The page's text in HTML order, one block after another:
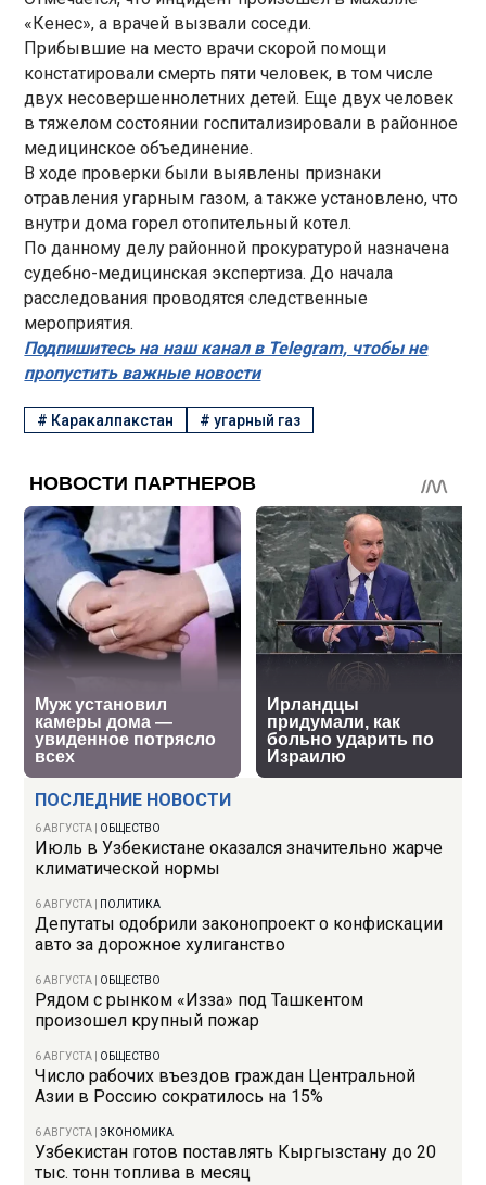
ПОСЛЕДНИЕ НОВОСТИ
6 АВГУСТА ОБЩЕСТВО
Июль в Узбекистане оказался значительно жарче
климатической нормы
6 АВГУСТА ПОЛИТИКА
Депутаты одобрили законопроект о конфискации
авто за дорожное хулиганство
6 АВГУСТА ОБЩЕСТВО
Рядом с рынком «Изза» под Ташкентом
произошел крупный пожар
6 АВГУСТА ОБЩЕСТВО
Число рабочих въездов граждан Центральной
Азии в Россию сократилось на 15%
6 АВГУСТА |ЭКОНОМИКА
Узбекистан готов поставлять Кыргызстану до 20
тыс. тонн топлива в месяц
«Кенес», а врачей вызвали соседи.
Прибывшие на место врачи скорой помощи
констатировали смерть пяти человек, в том числе
двух несовершеннолетних детей. Еще двух человек
в тяжелом состоянии госпитализировали в районное
медицинское объединение.
В ходе проверки были выявлены признаки
отравления угарным газом, а также установлено, что
внутри дома горел отопительный котел.
По данному делу районной прокуратурой назначена
судебно-медицинская экспертиза. До начала
расследования проводятся следственные
мероприятия.
Подпишитесь на наш канал в Telegram, чтобы не
пропустить важные новости
# Каракалпакстан #угарный газ